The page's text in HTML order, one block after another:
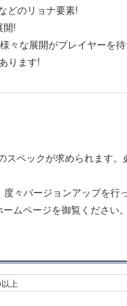
どのリョナ要素!
開!
々な展開がプレイヤーを
ります!
スペックが求められます
々バージョンアップを
ムページを御覧ください
上